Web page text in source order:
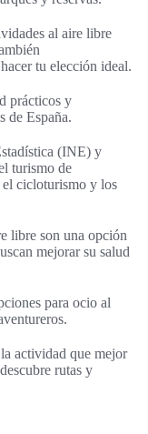
al aire libre
tu elección ideal.
prácticos y
de España.
(INE) y
turismo de
el cicloturismo y los
libre son una opción
mejorar su salud
para ocio al
actividad que mejor
rutas y